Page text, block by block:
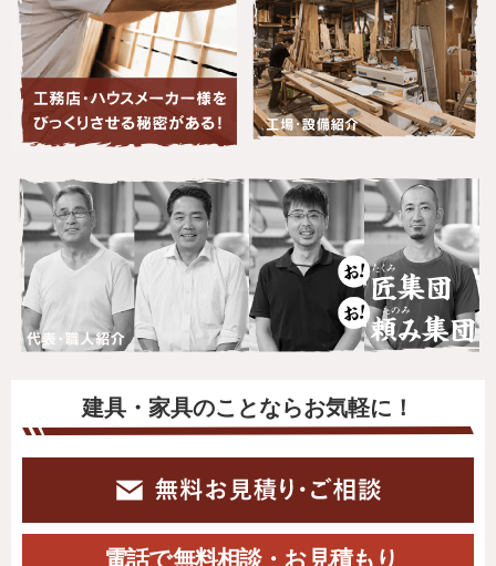
建具・家具のことならお気軽に！